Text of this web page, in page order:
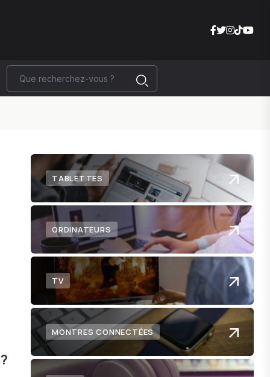
TABLETTES
ORDINATEURS
TV
MONTRES CONNECTÉES